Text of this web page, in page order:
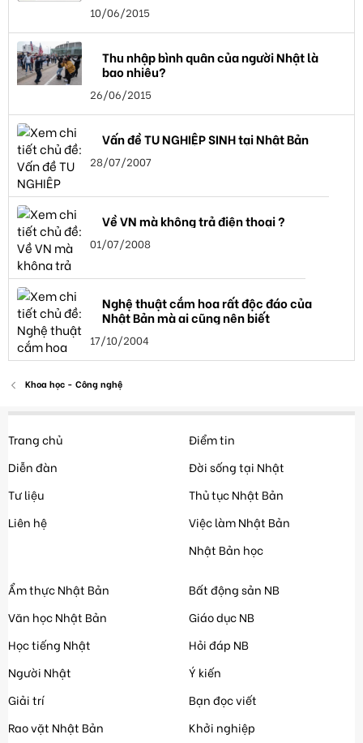
10/06/2015
Thu nhập bình quân của người Nhật là
bao nhiêu?
26/06/2015
Vấn đề TU NGHIỆP SINH tại Nhật Bản
28/07/2007
Về VN mà không trả điện thoại ?
01/07/2008
Nghệ thuật cắm hoa rất độc đáo của
Nhật Bản mà ai cũng nên biết
17/10/2004
Khoa học - Công nghệ
Trang chủ
Diễn đàn
Tư liệu
Liên hệ
Điểm tin
Đời sống tại Nhật
Thủ tục Nhật Bản
Việc làm Nhật Bản
Nhật Bản học
Ẩm thực Nhật Bản
Văn học Nhật Bản
Học tiếng Nhật
Người Nhật
Giải trí
Rao vặt Nhật Bản
Bất động sản NB
Giáo dục NB
Hỏi đáp NB
Ý kiến
Bạn đọc viết
Khởi nghiệp